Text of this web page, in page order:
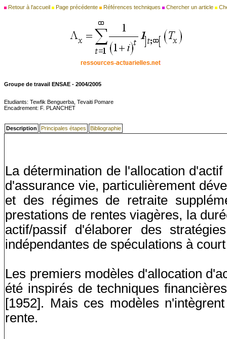
Retour à l'accueil Page précédente Références techniques Chercher un article
Groupe de travail ENSAE - 2004/2005
Etudiants: Tewfik Benguerba, Tevaiti Pomare
Encadrement: F. PLANCHET
Description Principales étapes Bibliographie
La détermination de l'allocation
d'assurance vie, particulièrement
et des régimes de retraite
prestations de rentes viagères, la
actif/passif d'élaborer des
indépendantes de spéculations à
Les premiers modèles d'allocation
été inspirés de techniques
[1952]. Mais ces modèles
rente.